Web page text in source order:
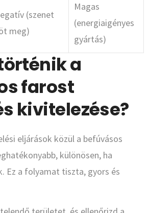
(szenet
meg)
Magas
(energiaigényes
gyártás)
a
farost
kivitelezése?
eljárások közül a befúvásos
különösen, ha
Ez a folyamat tiszta, gyors és